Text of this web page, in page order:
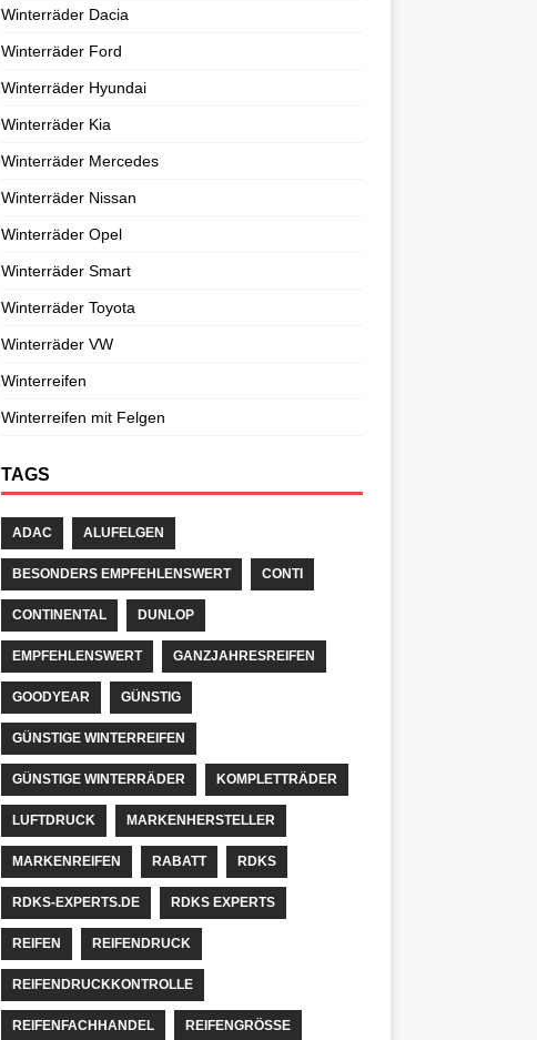
Winterräder Dacia
Winterräder Ford
Winterräder Hyundai
Winterräder Kia
Winterräder Mercedes
Winterräder Nissan
Winterräder Opel
Winterräder Smart
Winterräder Toyota
Winterräder VW
Winterreifen
Winterreifen mit Felgen
TAGS
ADAC ALUFELGEN
BESONDERS EMPFEHLENSWERT CONTI
CONTINENTAL DUNLOP
EMPFEHLENSWERT GANZJAHRESREIFEN
GOODYEAR GÜNSTIG
GÜNSTIGE WINTERREIFEN
GÜNSTIGE WINTERRÄDER KOMPLETTRÄDER
LUFTDRUCK MARKENHERSTELLER
MARKENREIFEN RABATT RDKS
RDKS-EXPERTS.DE RDKS EXPERTS
REIFEN REIFENDRUCK
REIFENDRUCKKONTROLLE
REIFENFACHHANDEL REIFENGRÖSSE